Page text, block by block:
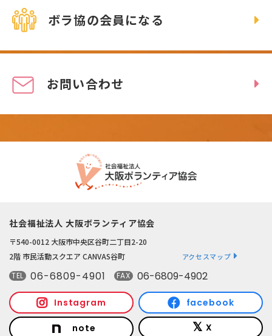
ボラ協の会員になる
お問い合わせ
社会福祉法人 大阪ボランティア協会
〒540-0012 大阪市中央区谷町二丁目2-20
2階 市民活動スクエア CANVAS谷町
アクセスマップ
TEL 06-6809-4901 FAX 06-6809-4902
Instagram facebook
note X